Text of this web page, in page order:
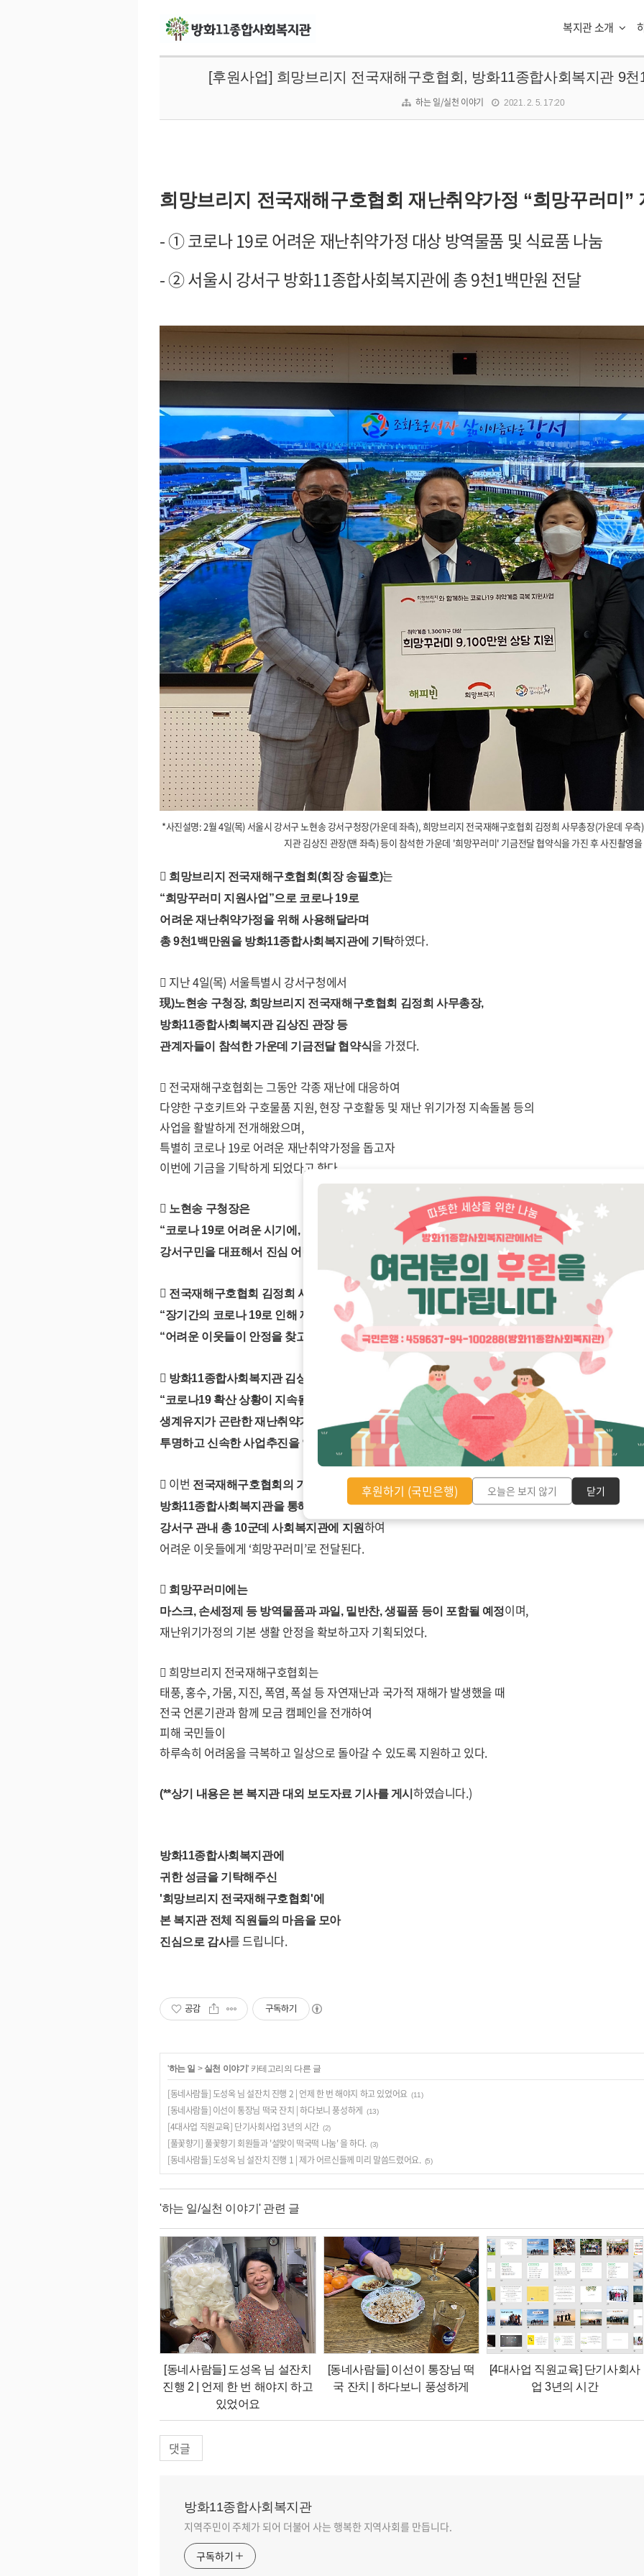
복지관 소개
[후원사업] 희망브리지 전국재해구호협회, 방화11종합사회복지관 9
하는 일/실천 이야기 2021. 2. 5. 17:20
희망브리지 전국재해구호협회 재난취약가정 “희망꾸러미 ”
-①코로나19로 어려운 재난취약가정 대상 방역물품 및 식료품 나눔
-②서울시 강서구 방화11종합사회복지관에 총9천1백만원 전달
*사진설명: 2월 4일(목) 서울시 강서구 노현송 강서구청장(가운데 좌측), 희망브리지 전국재해구호협회 김정희 사무총장(가운데 우
지관 김상진 관장(맨 좌측) 등이 참석한 가운데 '희망꾸러미' 기금전달 협약식을 가진 후 사진촬영
󰏚 희망브리지 전국재해구호협회 (회장 송필호)는
“희망꾸러미 지원사업 ”으로 코로나19로
어려운 재난취약가정을 위해 사용해달라며
총9천1백만원을 방화11종합사회복지관에 기탁하였다.
󰏚 지난4일(목) 서울특별시 강서구청에서
現)노현송 구청장, 희망브리지 전국재해구호협회 김정희사무총장,
방화11종합사회복지관 김상진 관장 등
관계자들이 참석한 가운데 기금전달 협약식을 가졌다.
󰏚 전국재해구호협회는 그동안 각종 재난에 대응하여
다양한 구호키트와 구호물품 지원,현장 구호활동 및 재난 위기가정 지속돌봄 등의
사업을 활발하게 전개해왔으며,
특별히 코로나19로 어려운 재난취약가정을 돕고자
이번에 기금을 기탁하게 되었다고 한다
󰏚 노현송 구청장은
“코로나19로 어려운 시기에 , 소외되고 어려운 재난취약 이웃들에게 큰 도움과 위로가 될 것
강서구민을 대표해서 진심 어린 감사
를 전했다.
󰏚 전국재해구호협회 김정희 사무총장은
“장기간의 코로나19로 인해 재난 취약가정이 많은 강서구를 지원할 수 있게 되어 큰 보람을 느낀다
“어려운 이웃들이 안정을 찾고 힘을 낼 수가 있기를 바란다.”고 전했다.
󰏚 방화11종합사회복지관 김상진 관장은
“코로나19 확산 상황이 지속됨에 따라
생계유지가 곤란한재난취약가정에 희망꾸러미를 지원하여 심리∙정서적인 안정을 도울 수 있도록
투명하고 신속한 사업추진을 약속
하였다
󰏚 이번 전국재해구호협회의 기탁금은
방화11종합사회복지관을 통해
강서구 관내 총 10군데 사회복지관에 지원하여
어려운 이웃들에게 ‘희망꾸러미’로 전달된다.
󰏚 희망꾸러미에는
마스크, 손세정제 등 방역물품과 과일 , 밑반찬,생필품 등이 포함될 예정이며,
재난위기가정의 기본 생활 안정을 확보하고자 기획되었다.
󰏚 희망브리지 전국재해구호협회는
태풍,홍수,가뭄,지진, 폭염,폭설 등 자연재난과 국가적 재해가발생했을 때
전국 언론기관과 함께 모금 캠페인을 전개하여
피해 국민들이
하루속히 어려움을 극복하고 일상으로 돌아갈 수 있도록 지원하고 있다.
(**상기 내용은 본 복지관 대외 보도자료 기사를 게시 하였습니다.)
방화11종합사회복지관에
귀한 성금을 기탁해주신
'희망브리지 전국재해구호협회'에
본 복지관 전체 직원들의 마음을 모아
진심으로 감사를 드립니다.
공감 구독하기
'하는 일 > 실천 이야기' 카테고리의 다른 글
[동네사람들] 도성옥 님 설잔치 진행 2 | 언제 한 번 해야지 하고 있었어요 (11)
[동네사람들] 이선이 통장님 떡국 잔치 | 하다보니 풍성하게 (13)
[4대사업 직원교육] 단기사회사업 3년의 시간 (2)
[풀꽃향기] 풀꽃향기 회원들과 '설맞이 떡국떡 나눔' 을 하다. (3)
[동네사람들] 도성옥 님 설잔치 진행 1 | 제가 어르신들께 미리 말씀드렸어요. (5)
'하는 일/실천 이야기' 관련 글
[동네사람들] 도성옥 님 설잔치
진행 2 | 언제 한 번 해야지 하고
있었어요
[동네사람들] 이선이 통장님 떡
국 잔치 | 하다보니 풍성하게
[4대사업 직원교육] 단기사회사
업 3년의 시간
댓글
방화11종합사회복지관
지역주민이 주체가 되어 더불어 사는 행복한 지역사회를 만듭니다.
구독하기
후원하기 (국민은행) 오늘은 보지 않기 닫기